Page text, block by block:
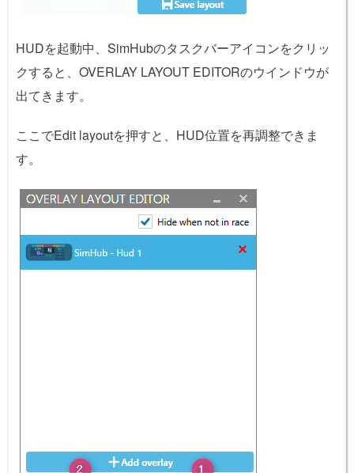
HUDを起動中、SimHubのタスクバーアイコンをクリッ
クすると、OVERLAY LAYOUT EDITORのウインドウが
出てきます。
ここでEdit layoutを押すと、HUD位置を再調整できま
す。